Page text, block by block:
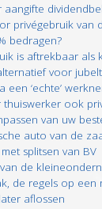
aangifte
privégebruik van
bedragen?
is aftrekbaar als
voor
een ‘echte’
thuiswerker ook
van uw
auto van de
splitsen van BV
de
de regels op een
aflossen